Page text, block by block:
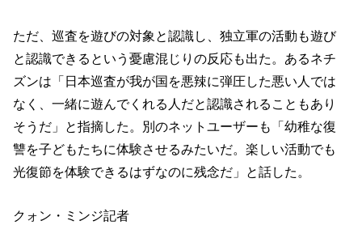
ただ、巡査を遊びの対象と認識し、独立軍の活動も遊び
と認識できるという憂慮混じりの反応も出た。あるネチ
ズンは「日本巡査が我が国を悪辣に弾圧した悪い人では
なく、一緒に遊んでくれる人だと認識されることもあり
そうだ」と指摘した。別のネットユーザーも「幼稚な復
讐を子どもたちに体験させるみたいだ。楽しい活動でも
光復節を体験できるはずなのに残念だ」と話した。
クォン・ミンジ記者